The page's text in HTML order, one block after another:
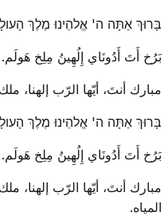
בָּרוּךְ אַתָּה ה' אֱלהֵינוּ מֶלֶךְ
بَرُخ أَتَ أَدُونَاي إِلُهِينُ مِلِخ
مبارك أنتَ، أيّها الرّب إلهنا،
בָּרוּךְ אַתָּה ה' אֱלהֵינוּ מֶלֶךְ
بَرُخ أَتَ أَدُونَاي إِلُهِينُ مِلِخ
مبارك أنتَ، أيّها الرّب إلهنا،
المياه.